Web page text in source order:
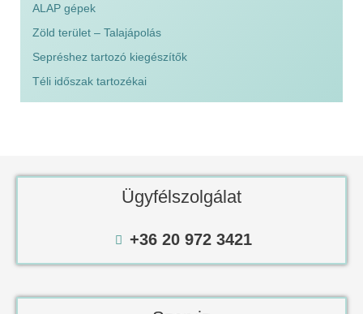
ALAP gépek
Zöld terület – Talajápolás
Sepréshez tartozó kiegészítők
Téli időszak tartozékai
Ügyfélszolgálat
+36 20 972 3421